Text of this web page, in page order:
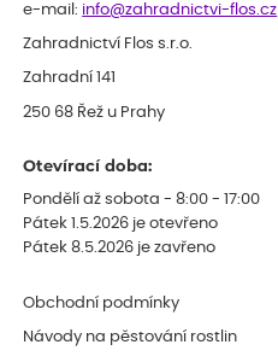
e-mail: info@zahradnictvi-flos.cz
Zahradnictví Flos s.r.o.
Zahradní 141
250 68 Řež u Prahy
Otevírací doba:
Pondělí až sobota - 8:00 - 17:00
Pátek 1.5.2026 je otevřeno
Pátek 8.5.2026 je zavřeno
Obchodní podmínky
Návody na pěstování rostlin